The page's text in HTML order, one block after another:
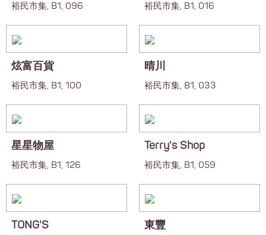
裕民市集, B1, 096 裕民市集, B1, 016
炫富百貨
裕民市集, B1, 100
晴川
裕民市集, B1, 033
星星物屋
裕民市集, B1, 126
Terry's Shop
裕民市集, B1, 059
TONG'S 東豐